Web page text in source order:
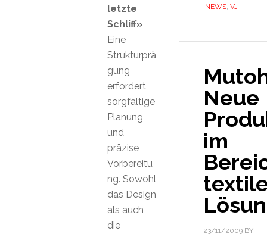
INEWS, VJ
Neue
im
23/11/2009BY
letzte
Schliff»
Eine
Strukturprä
gung
erfordert
sorgfältige
Planung
und
präzise
Vorbereitu
ng. Sowohl
das Design
als auch
die